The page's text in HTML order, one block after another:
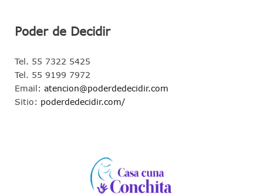
Poder de Decidir
Tel. 55 7322 5425
Tel. 55 9199 7972
Email: atencion@poderdedecidir.com
Sitio: poderdedecidir.com/